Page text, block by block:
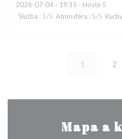
2026-07-04 - 19:15 - Hosté 5
Služba : 5/5 Atmosféra : 5/5
1 2
Mapa a